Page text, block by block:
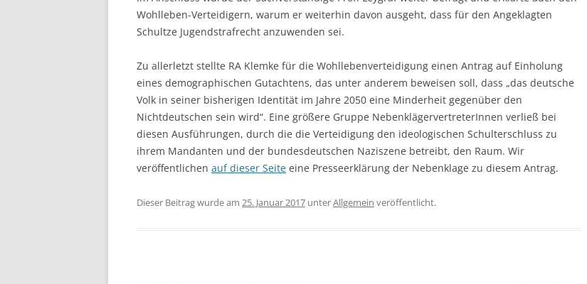
Wohlleben-Verteidigern, warum er weiterhin davon ausgeht, dass für den Angeklagten
Schultze Jugendstrafrecht anzuwenden sei.
Zu allerletzt stellte RA Klemke für die Wohllebenverteidigung einen Antrag auf Einholung
eines demographischen Gutachtens, das unter anderem beweisen soll, dass „das deutsche
Volk in seiner bisherigen Identität im Jahre 2050 eine Minderheit gegenüber den
Nichtdeutschen sein wird“. Eine größere Gruppe NebenklägervertreterInnen verließ bei
diesen Ausführungen, durch die die Verteidigung den ideologischen Schulterschluss zu
ihrem Mandanten und der bundesdeutschen Naziszene betreibt, den Raum. Wir
veröffentlichen auf dieser Seite eine Presseerklärung der Nebenklage zu diesem Antrag.
Dieser Beitrag wurde am 25. Januar 2017 unterAllgemein veröffentlicht.